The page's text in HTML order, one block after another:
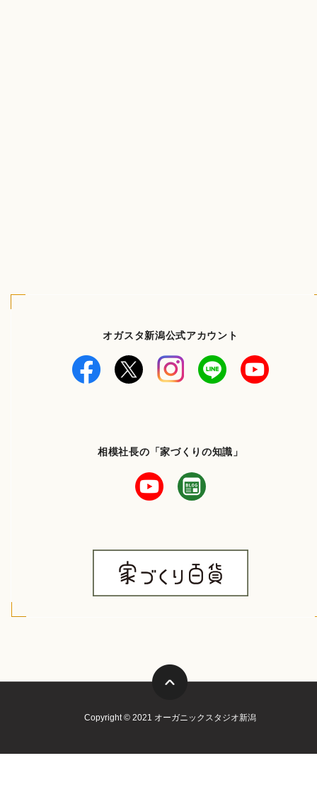
オガスタ新潟公式アカウント
相模社長の「家づくりの知識」
Copyright © 2021 オーガニックスタジオ新潟